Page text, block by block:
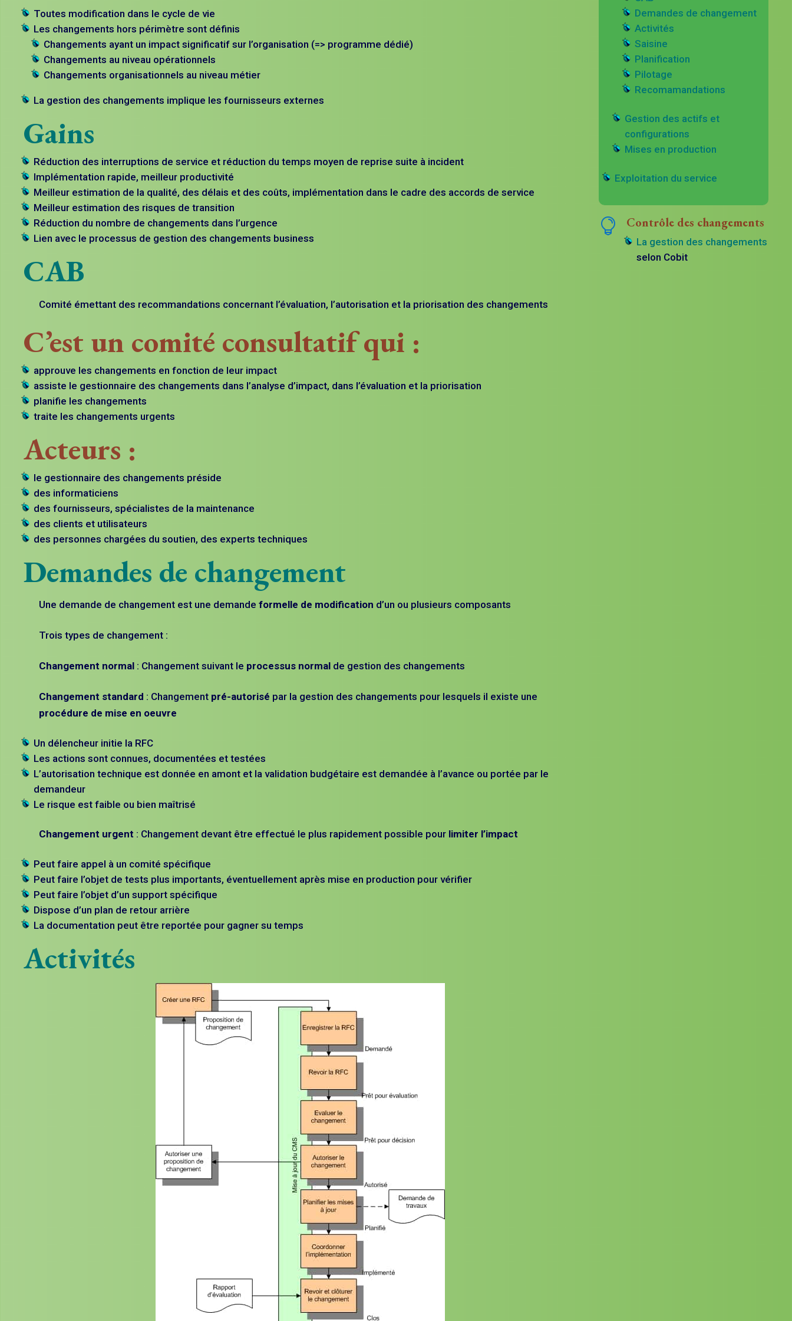
Toutes modification dans le cycle de vie
Les changements hors périmètre sont définis
Changements ayant un impact significatif sur l’organisation (=> programme dédié)
Changements au niveau opérationnels
Changements organisationnels au niveau métier
La gestion des changements implique les fournisseurs externes
Gains
Réduction des interruptions de service et réduction du temps moyen de reprise suite à incident
Implémentation rapide, meilleur productivité
Meilleur estimation de la qualité, des délais et des coûts, implémentation dans le cadre des accords de service
Meilleur estimation des risques de transition
Réduction du nombre de changements dans l’urgence
Lien avec le processus de gestion des changements business
CAB
Comité émettant des recommandations concernant l’évaluation, l’autorisation et la priorisation des changements
C’est un comité consultatif qui :
approuve les changements en fonction de leur impact
assiste le gestionnaire des changements dans l’analyse d’impact, dans l’évaluation et la priorisation
planifie les changements
traite les changements urgents
Acteurs :
le gestionnaire des changements préside
des informaticiens
des fournisseurs, spécialistes de la maintenance
des clients et utilisateurs
des personnes chargées du soutien, des experts techniques
Demandes de changement
Une demande de changement est une demande formelle de modification d’un ou plusieurs composants
Trois types de changement :
Changement normal: Changement suivant le processus normalde gestion des changements
Changement standard : Changement pré-autorisé par la gestion des changements pour lesquels il existe une
procédure de mise en oeuvre
Un délencheur initie la RFC
Les actions sont connues, documentées et testées
L’autorisation technique est donnée en amont et la validation budgétaire est demandée à l’avance ou portée par le
demandeur
Le risque est faible ou bien maîtrisé
Changement urgent : Changement devant être effectué le plus rapidement possible pour limiter l’impact
Peut faire appel à un comité spécifique
Peut faire l’objet de tests plus importants, éventuellement après mise en production pour vérifier
Peut faire l’objet d’un support spécifique
Dispose d’un plan de retour arrière
La documentation peut être reportée pour gagner su temps
Activités
Demandes de changement
Activités
Saisine
Planification
Pilotage
Recomamandations
Gestion des actifs et
configurations
Mises en production
Exploitation du service
 Contrôle des changements
La gestion des changements
selon Cobit